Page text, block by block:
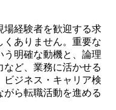
場経験者を歓迎する求
くありません。重要な
う明確な動機と、論理
ど、業務に活かせる
ビジネス・キャリア検
ら転職活動を進める